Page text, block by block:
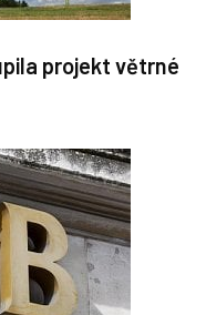
projekt větrné